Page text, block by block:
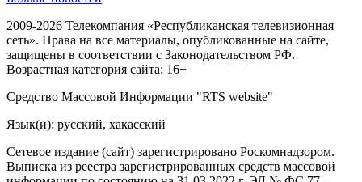
2009-2026 Телекомпания «Республиканская телевизионная
сеть». Права на все материалы, опубликованные на сайте,
защищены в соответствии с Законодательством РФ.
Возрастная категория сайта: 16+
Средство Массовой Информации "RTS website"
Язык(и): русский, хакасский
Сетевое издание (сайт) зарегистрировано Роскомнадзором.
Выписка из реестра зарегистрированных средств массовой